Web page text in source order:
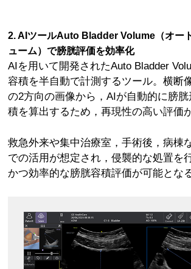
2. AIツールAuto Bladder Volume（オー
ューム）で膀胱評価を効率化
AIを用いて開発されたAuto Bladder
容積を半自動で計測するツール。横断
の2方向の画像から，AIが自動的に膀
積を算出するため，再現性の高い評価
救急外来や集中治療室，手術後，病棟
での活用が想定され，侵襲的な処置を
かつ効率的な膀胱容積評価が可能となる